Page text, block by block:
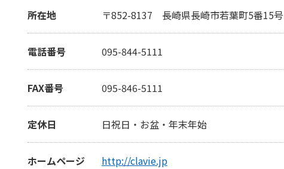
所在地 〒852-8137 長崎県長崎市若葉町5番15号
電話番号 095-844-5111
FAX番号 095-846-5111
定休日 日祝日・お盆・年末年始
ホームページ http://clavie.jp